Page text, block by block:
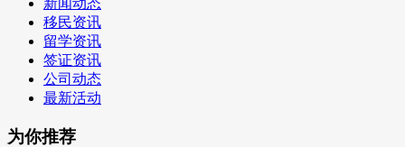
新闻动态
移民资讯
留学资讯
签证资讯
公司动态
最新活动
为你推荐